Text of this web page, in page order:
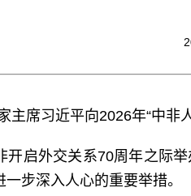
主席习近平向2026年“中非
开启外交关系70周年之际
步深入人心的重要举措。